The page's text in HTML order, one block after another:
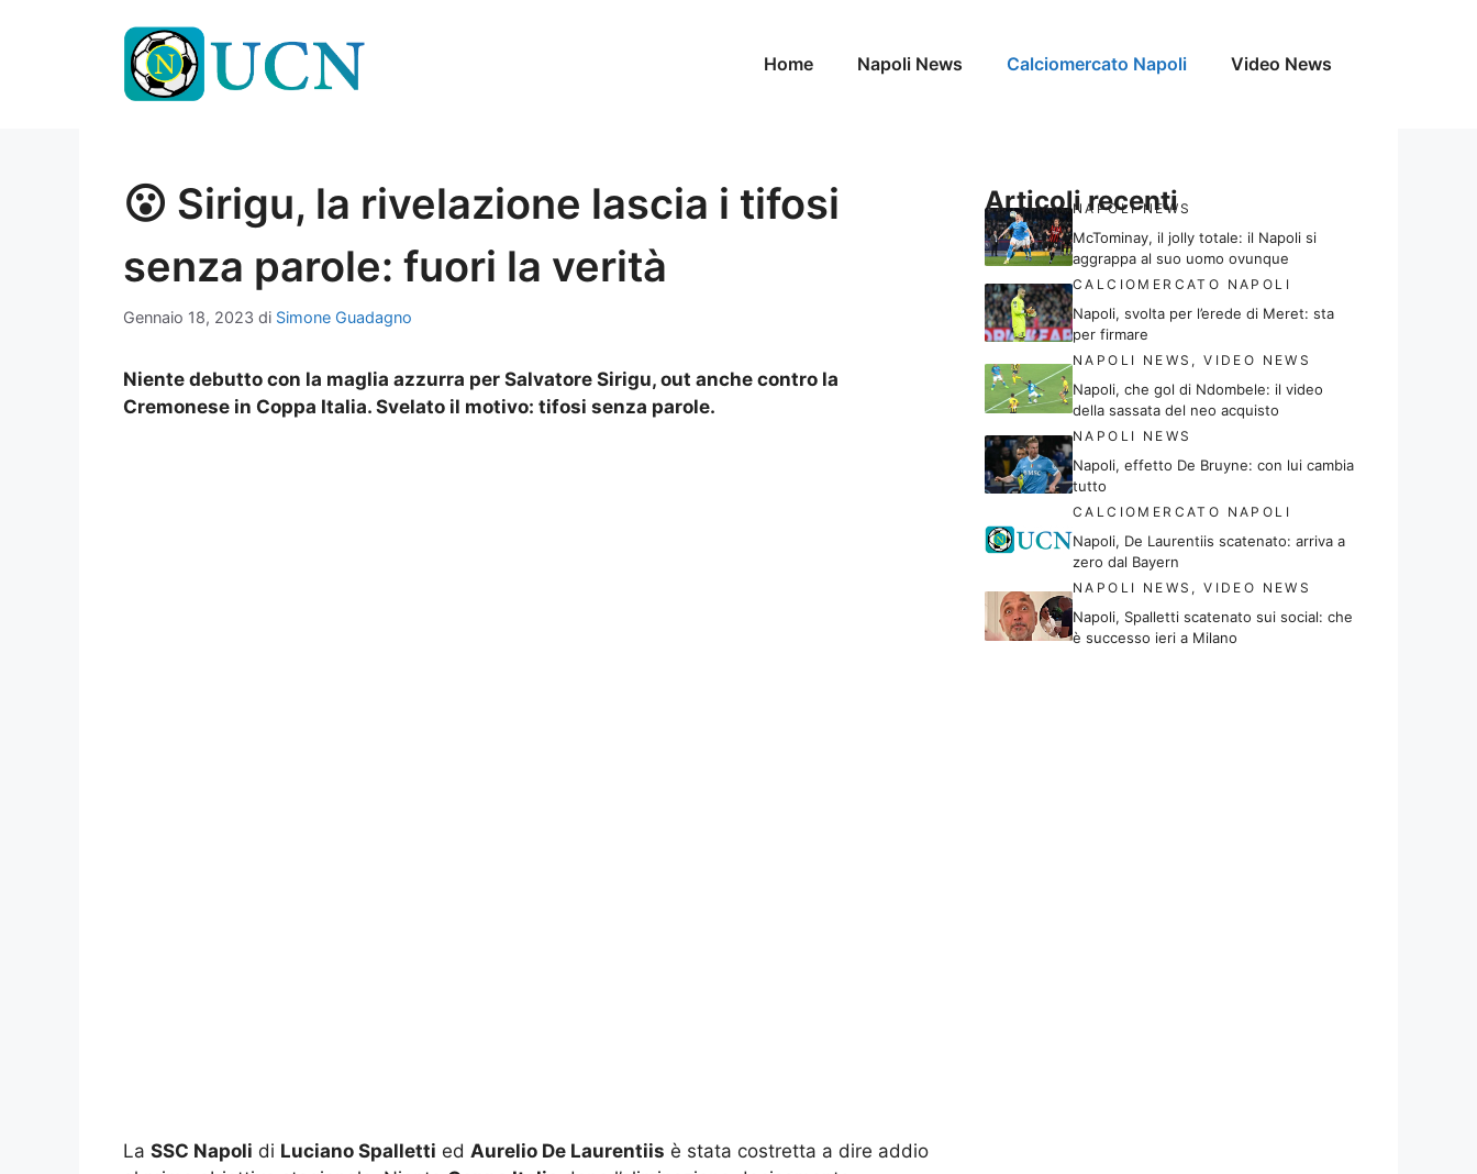
Home Napoli News Calciomercato Napoli Video News
😮 Sirigu, la rivelazione lascia i tifosi
senza parole: fuori la verità
Gennaio 18, 2023 di Simone Guadagno
Niente debutto con la maglia azzurra per Salvatore Sirigu, out anche contro la
Cremonese in Coppa Italia. Svelato il motivo: tifosi senza parole.
La SSC Napoli di Luciano Spalletti ed Aurelio De Laurentiis è stata costretta a dire addio
Articoli recenti
NAPOLI NEWS
McTominay, il jolly totale: il Napoli si
aggrappa al suo uomo ovunque
CALCIOMERCATO NAPOLI
Napoli, svolta per l’erede di Meret: sta
per firmare
NAPOLI NEWS ,VIDEO NEWS
Napoli, che gol di Ndombele: il video
della sassata del neo acquisto
NAPOLI NEWS
Napoli, effetto De Bruyne: con lui cambia
tutto
CALCIOMERCATO NAPOLI
Napoli, De Laurentiis scatenato: arriva a
zero dal Bayern
NAPOLI NEWS ,VIDEO NEWS
Napoli, Spalletti scatenato sui social: che
è successo ieri a Milano